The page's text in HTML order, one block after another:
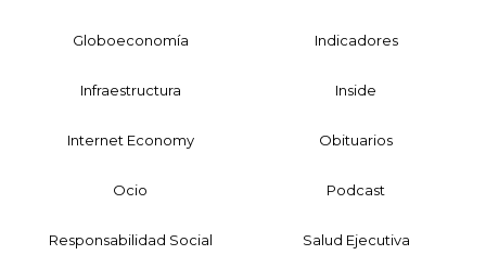
Globoeconomía Indicadores
Infraestructura Inside
Internet Economy Obituarios
Ocio Podcast
Responsabilidad Social Salud Ejecutiva